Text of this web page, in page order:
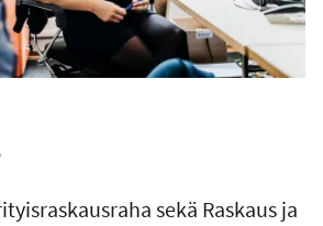
sekä Raskaus ja